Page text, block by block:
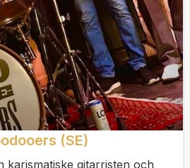
(SE)
karismatiske gitarristen och